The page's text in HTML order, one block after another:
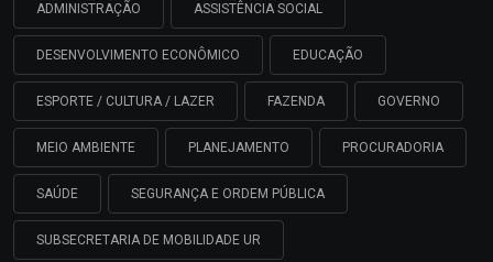
ADMINISTRAÇÃO ASSISTÊNCIA SOCIAL
DESENVOLVIMENTO ECONÔMICO EDUCAÇÃO
ESPORTE / CULTURA / LAZER FAZENDA GOVERNO
MEIO AMBIENTE PLANEJAMENTO PROCURADORIA
SAÚDE SEGURANÇA E ORDEM PÚBLICA
SUBSECRETARIA DE MOBILIDADE UR